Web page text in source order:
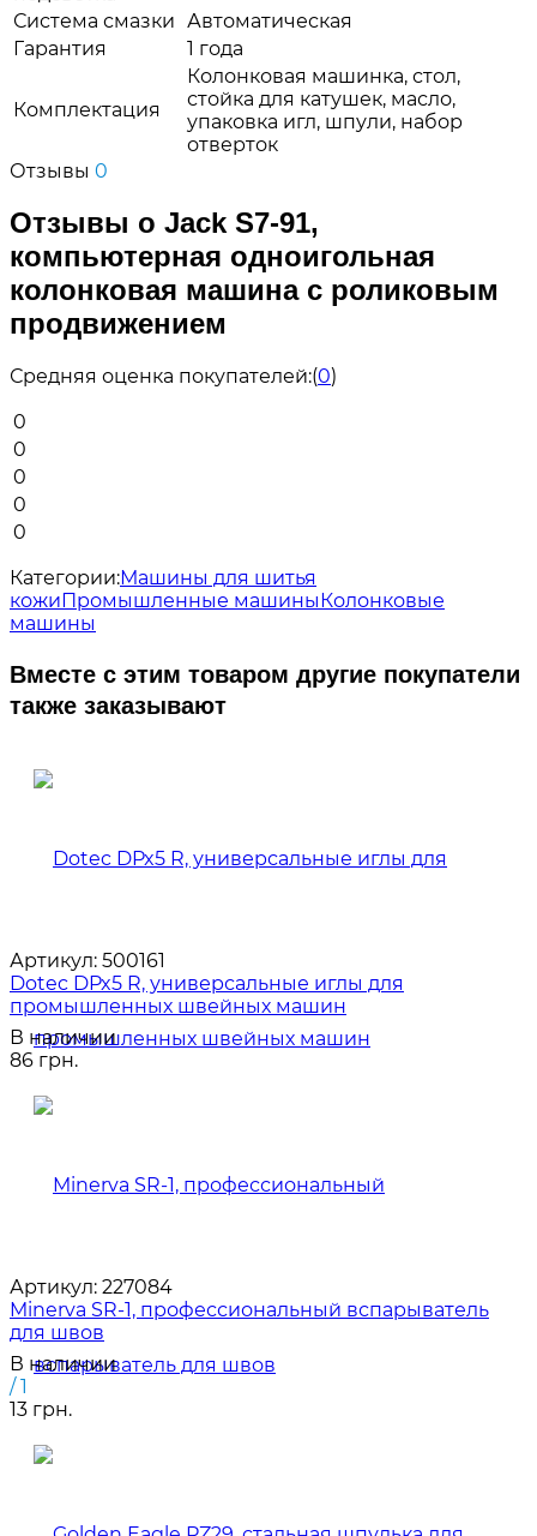
Система смазки Автоматическая
Гарантия
1 года
Комплектация
Колонковая машинка, стол,
стойка для катушек, масло,
упаковка игл, шпули, набор
отверток
Отзывы 0
Отзывы о Jack S7-91,
компьютерная одноигольная
колонковая машина с роликовым
продвижением
Средняя оценка покупателей:(0)
0
0
0
0
0
Категории:Машины для шитья
кожиПромышленные машиныКолонковые
машины
Вместе с этим товаром другие покупатели
также заказывают
Артикул: 500161
Dotec DPx5 R, универсальные иглы для
промышленных швейных машин
В наличии
86 грн.
Артикул: 227084
Minerva SR-1, профессиональный вспарыватель
для швов
В наличии
/ 1
13 грн.